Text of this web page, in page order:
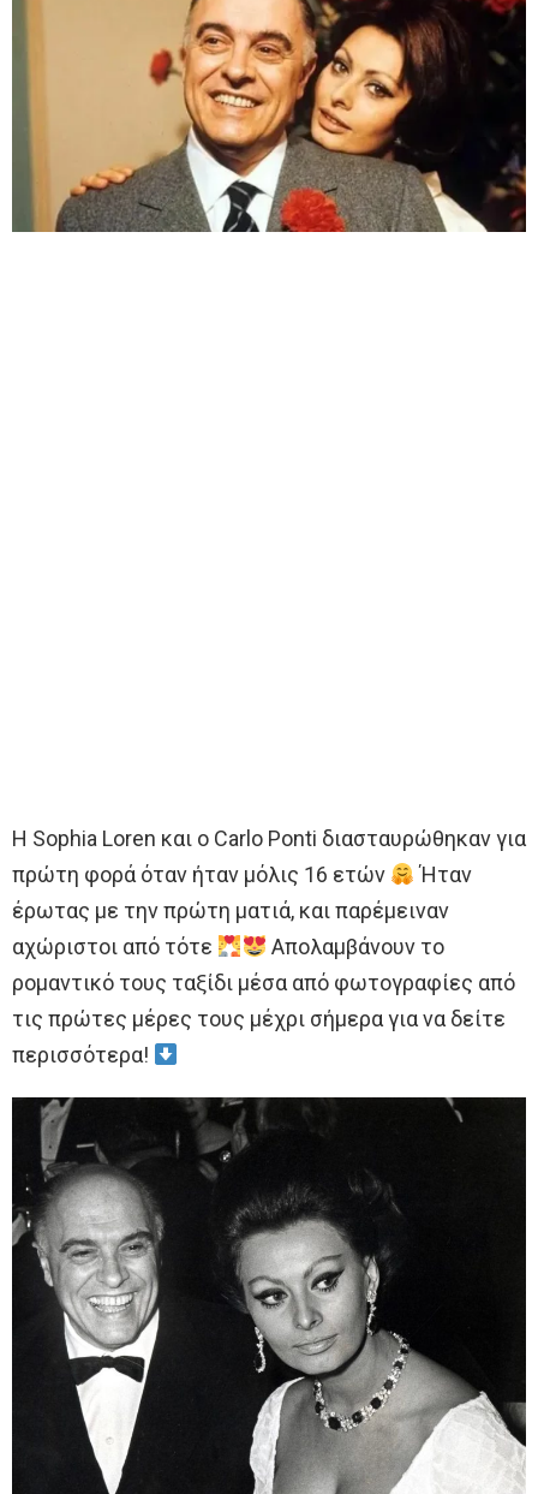
Η Sophia Loren και ο Carlo Ponti διασταυρώθηκαν για
πρώτη φορά όταν ήταν μόλις 16 ετών
Ήταν
έρωτας με την πρώτη ματιά, και παρέμειναν
αχώριστοι από τότε
Απολαμβάνουν το
ρομαντικό τους ταξίδι μέσα από φωτογραφίες από
τις πρώτες μέρες τους μέχρι σήμερα για να δείτε
περισσότερα!